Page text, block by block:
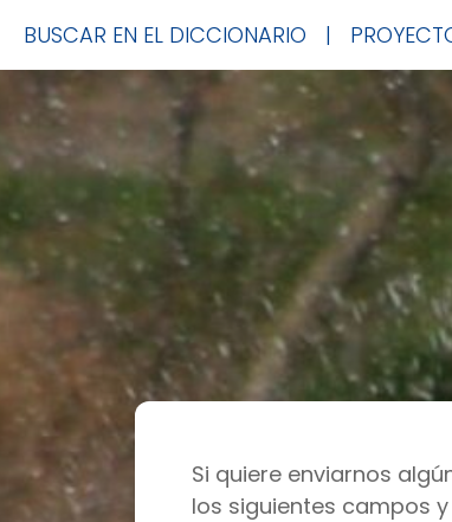
BUSCAR EN EL DICCIONARIO |
Si quiere enviarnos
los siguientes campos